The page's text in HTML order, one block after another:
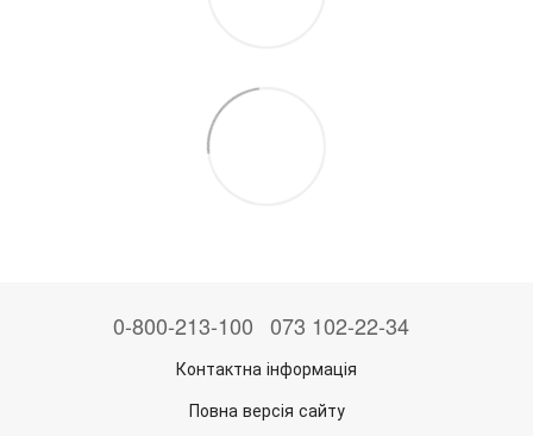
0-800-213-100 073 102-22-34
Контактна інформація
Повна версія сайту